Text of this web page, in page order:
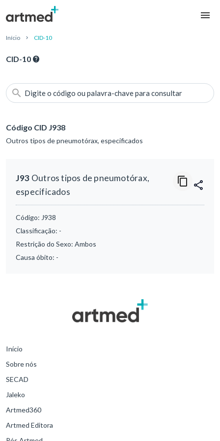
Início CID-10
CID-10
Digite o código ou palavra-chave para consultar
Código CID J938
Outros tipos de pneumotórax, especificados
J93 Outros tipos de pneumotórax,
especificados
Código: J938
Classificação: -
Restrição do Sexo: Ambos
Causa óbito: -
Início
Sobre nós
SECAD
Jaleko
Artmed360
Artmed Editora